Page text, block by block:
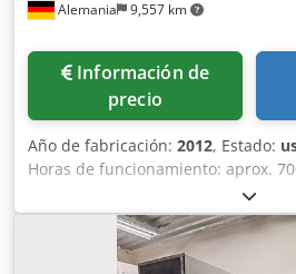
rendimiento. Su diseño de
Cedpfx Akofm E E Aj Aerf
Alemania 9,557 km
Información de
precio
Año de fabricación: 2012, Estado:
Horas de funcionamiento: aprox.
cuchillas de rotor: 5 Número:
Diámetro del rotor: 440 mm
control: 24 VCC kW Molino de
de corte de plástico está destinado